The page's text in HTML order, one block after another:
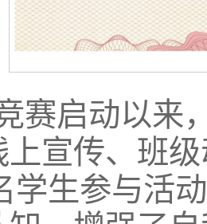
赛启动以来
宣传、班
学生参与活